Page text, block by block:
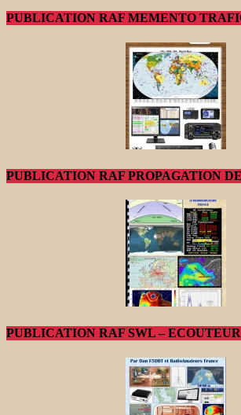
PUBLICATION RAF MEMENTO
PUBLICATION RAF PROPAGATION
PUBLICATION RAF SWL – ECOUTEUR